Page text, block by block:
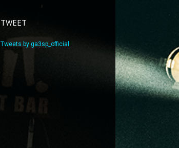
TWEET
Tweets by ga3sp_official